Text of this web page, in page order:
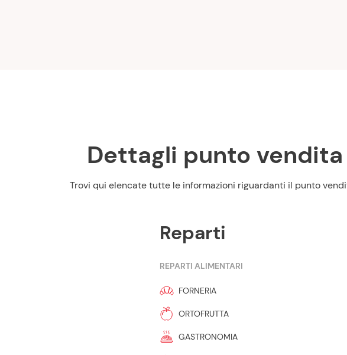
Dettagli punto vendita
Trovi qui elencate tutte le informazioni riguardanti il punto
Reparti
REPARTI ALIMENTARI
FORNERIA
ORTOFRUTTA
GASTRONOMIA